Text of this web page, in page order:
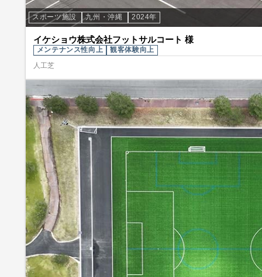
スポーツ施設 九州・沖縄 2024年
イケショウ株式会社フットサルコート 様
メンテナンス性向上
観客体験向上
人工芝